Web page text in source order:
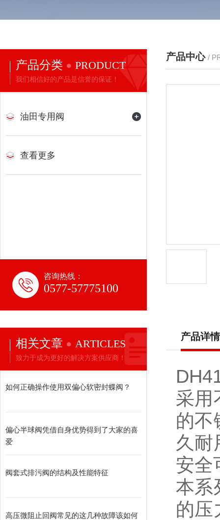
产品分类 PRODUCT
我们相信好的产品是信誉的保证！
油田专用阀
查看更多
咨询热线：
0577-57775100
相关文章 ARTICLES
致力于成为更好的解决方案供应商！
如何正确操作使用双偏心软密封蝶阀？
偏心半球阀凭借自身优势得到了大家的喜
爱
阀套式排污阀的结构及性能特征
高压微阻止回阀常见的这几种故障该如何
产品中心 /
产品详情
采用
的不
久耐
安全
本系
的压